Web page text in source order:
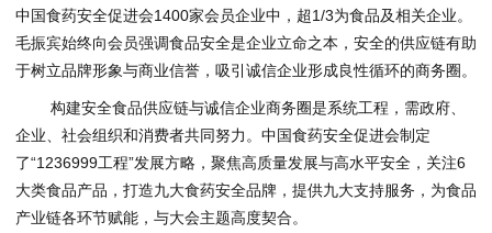
中国食药安全促进会1400家会员企业中，超1/3为食品及相关企业。
毛振宾始终向会员强调食品安全是企业立命之本，安全的供应链有助
于树立品牌形象与商业信誉，吸引诚信企业形成良性循环的商务圈。
构建安全食品供应链与诚信企业商务圈是系统工程，需政府、
企业、社会组织和消费者共同努力。中国食药安全促进会制定
了“1236999工程”发展方略，聚焦高质量发展与高水平安全，关注6
大类食品产品，打造九大食药安全品牌，提供九大支持服务，为食品
产业链各环节赋能，与大会主题高度契合。